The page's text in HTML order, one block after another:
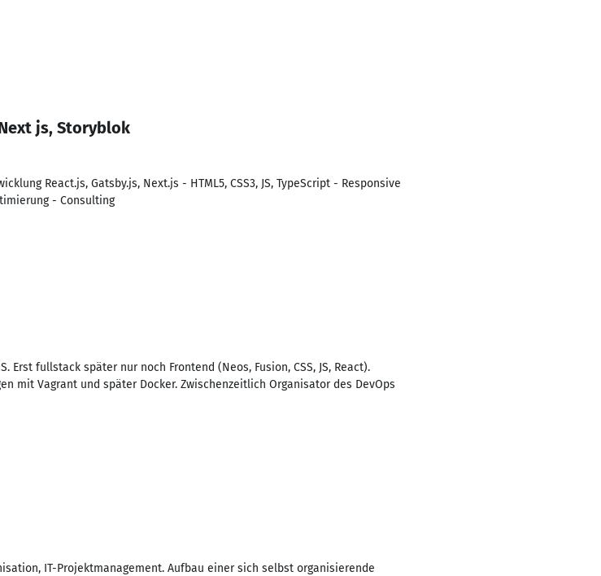
js, Storyblok
React.js, Gatsby.js, Next.js - HTML5, CSS3, JS, TypeScript - Responsive
- Consulting
Erst fullstack später nur noch Frontend (Neos, Fusion, CSS, JS, React).
mit Vagrant und später Docker. Zwischenzeitlich Organisator des DevOps
IT-Projektmanagement. Aufbau einer sich selbst organisierende